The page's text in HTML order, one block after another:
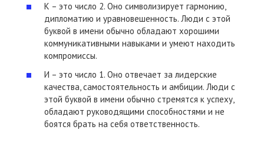
К – это число 2. Оно символизирует гармонию,
дипломатию и уравновешенность. Люди с этой
буквой в имени обычно обладают хорошими
коммуникативными навыками и умеют находить
компромиссы.
И – это число 1. Оно отвечает за лидерские
качества, самостоятельность и амбиции. Люди с
этой буквой в имени обычно стремятся к успеху,
обладают руководящими способностями и не
боятся брать на себя ответственность.